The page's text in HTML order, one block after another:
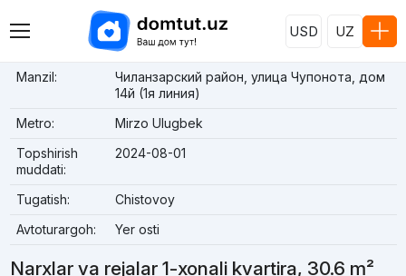
USD UZ
Manzil:
Чиланзарский район, улица Чупонота, дом
14й (1я линия)
Metro:
Mirzo Ulugbek
Topshirish
muddati:
2024-08-01
Tugatish:
Chistovoy
Avtoturargoh:
Yer osti
Narxlar va rejalar 1-xonali kvartira, 30.6 m²